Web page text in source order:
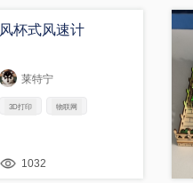
风杯式风速计
莱特宁
3D打印 物联网
1032